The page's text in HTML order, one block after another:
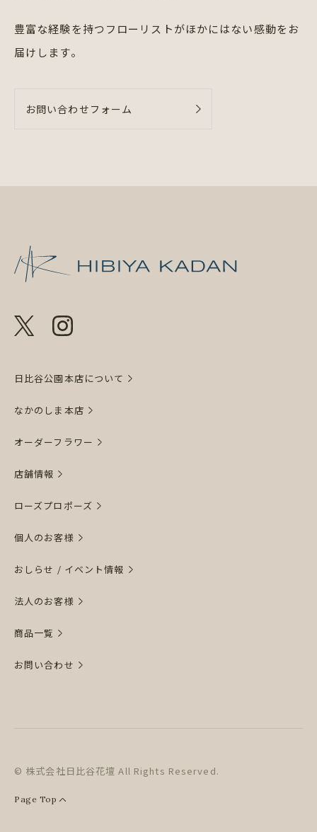
豊富な経験を持つフローリストがほかにはない感動をお
届けします。
お問い合わせフォーム
日比谷公園本店について
なかのしま本店
オーダーフラワー
店舗情報
ローズプロポーズ
個人のお客様
おしらせ / イベント情報
法人のお客様
商品一覧
お問い合わせ
© 株式会社日比谷花壇 All Rights Reserved.
Page Top